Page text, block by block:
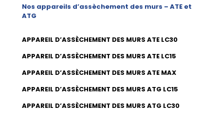
Nos appareils d’assèchement des murs – ATE et
ATG
APPAREIL D’ASSÈCHEMENT DES MURS ATE LC30
APPAREIL D’ASSÈCHEMENT DES MURS ATE LC15
APPAREIL D’ASSÈCHEMENT DES MURS ATE MAX
APPAREIL D’ASSÈCHEMENT DES MURS ATG LC15
APPAREIL D’ASSÈCHEMENT DES MURS ATG LC30